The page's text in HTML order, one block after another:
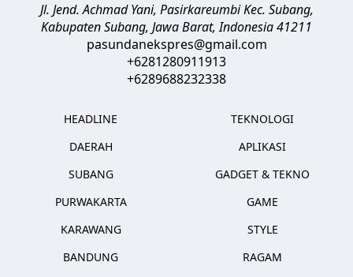
Jl. Jend. Achmad Yani, Pasirkareumbi Kec. Subang,
Kabupaten Subang, Jawa Barat,Indonesia41211
pasundanekspres@gmail.com
+6281280911913
+6289688232338
HEADLINE
DAERAH
SUBANG
PURWAKARTA
KARAWANG
BANDUNG
TEKNOLOGI
APLIKASI
GADGET & TEKNO
GAME
STYLE
RAGAM